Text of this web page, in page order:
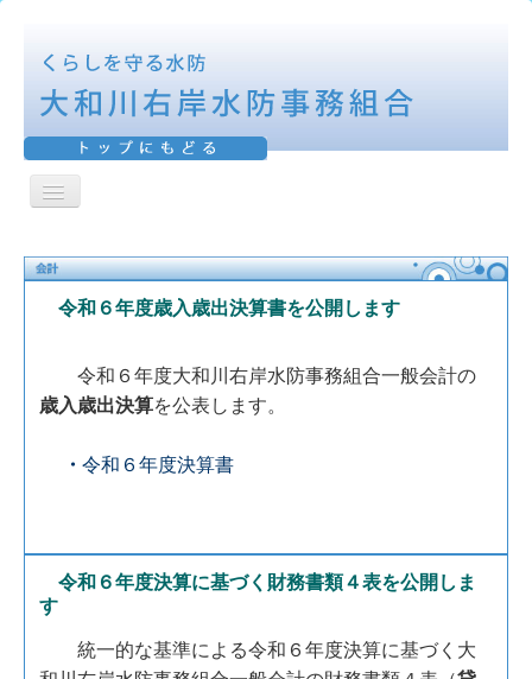
ナ
ー
シ
ョ
ン
替
水防の歴史
表彰報告
例規集
令和６年度歳入歳出決算書を公開します
令和６年度大和川右岸水防事務組合一般会計の
歳入歳出決算を公表します。
・ 令和６年度決算書
令和６年度決算に基づく財務書類４表を公開しま
す
統一的な基準による令和６年度決算に基づく大